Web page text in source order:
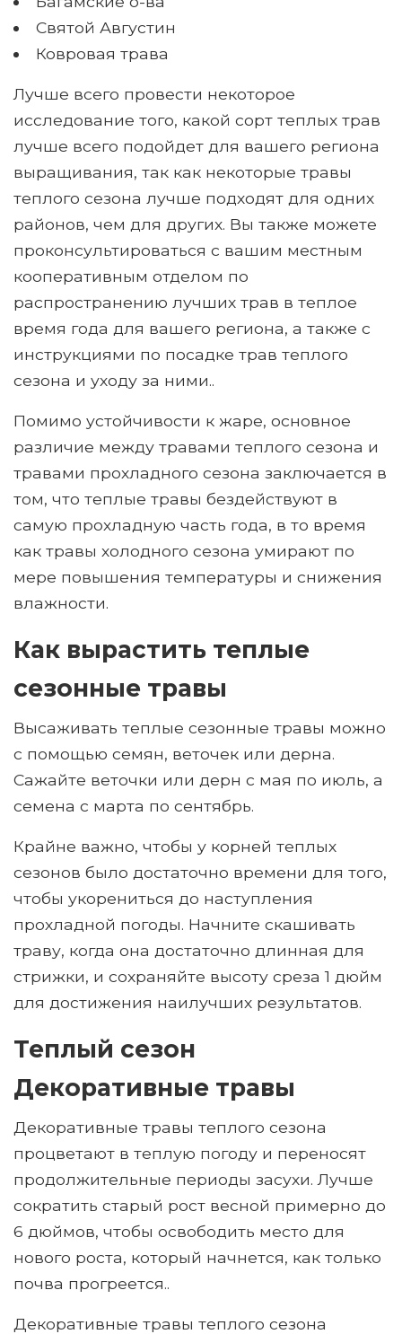
Святой Августин
Ковровая трава
Лучше всего провести некоторое
исследование того, какой сорт теплых трав
лучше всего подойдет для вашего региона
выращивания, так как некоторые травы
теплого сезона лучше подходят для одних
районов, чем для других. Вы также можете
проконсультироваться с вашим местным
кооперативным отделом по
распространению лучших трав в теплое
время года для вашего региона, а также с
инструкциями по посадке трав теплого
сезона и уходу за ними..
Помимо устойчивости к жаре, основное
различие между травами теплого сезона и
травами прохладного сезона заключается в
том, что теплые травы бездействуют в
самую прохладную часть года, в то время
как травы холодного сезона умирают по
мере повышения температуры и снижения
влажности.
Как вырастить теплые
сезонные травы
Высаживать теплые сезонные травы можно
с помощью семян, веточек или дерна.
Сажайте веточки или дерн с мая по июль, а
семена с марта по сентябрь.
Крайне важно, чтобы у корней теплых
сезонов было достаточно времени для того,
чтобы укорениться до наступления
прохладной погоды. Начните скашивать
траву, когда она достаточно длинная для
стрижки, и сохраняйте высоту среза 1 дюйм
для достижения наилучших результатов.
Теплый сезон
Декоративные травы
Декоративные травы теплого сезона
процветают в теплую погоду и переносят
продолжительные периоды засухи. Лучше
сократить старый рост весной примерно до
6 дюймов, чтобы освободить место для
нового роста, который начнется, как только
почва прогреется..
Декоративные травы теплого сезона